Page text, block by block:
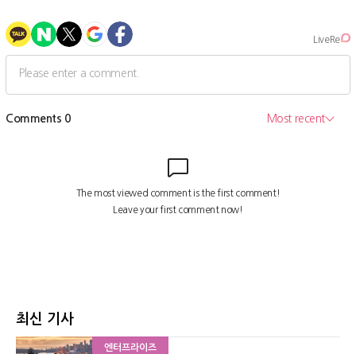
최신 기사
엔터프라이즈